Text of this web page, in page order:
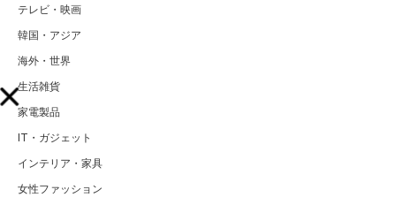
テレビ・映画
韓国・アジア
海外・世界
生活雑貨
家電製品
IT・ガジェット
インテリア・家具
女性ファッション